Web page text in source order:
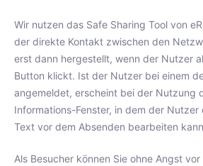
Wir nutzen das Safe Sharing Tool von
der direkte Kontakt zwischen den
erst dann hergestellt, wenn der Nutzer
Button klickt. Ist der Nutzer bei einem
angemeldet, erscheint bei der Nutzung
Informations-Fenster, in dem der Nutzer
Text vor dem Absenden bearbeiten
Als Besucher können Sie ohne Angst